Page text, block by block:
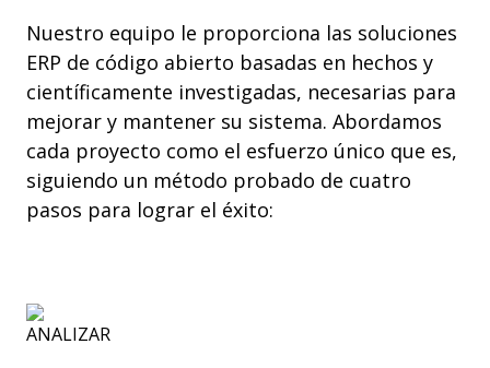
Nuestro equipo le proporciona las soluciones
ERP de código abierto basadas en hechos y
científicamente investigadas, necesarias para
mejorar y mantener su sistema. Abordamos
cada proyecto como el esfuerzo único que es,
siguiendo un método probado de cuatro
pasos para lograr el éxito: